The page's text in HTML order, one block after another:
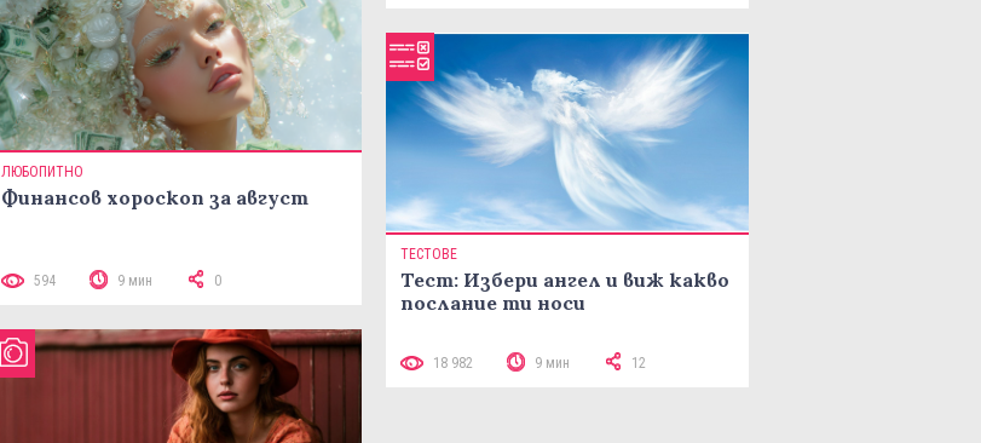
ЛЮБОПИТНО
Финансов хороскоп за август
594 9 мин 0
ТЕСТОВЕ
Тест: Избери ангел и виж какво
послание ти носи
18 982 9 мин 12